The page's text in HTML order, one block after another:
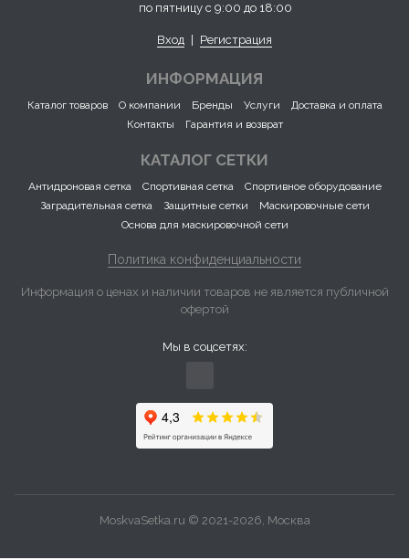
по пятницу с 9:00 до 18:00
Вход Регистрация
ИНФОРМАЦИЯ
Каталог товаров О компании Бренды Услуги
Доставка и оплата
Контакты
Гарантия и возврат
КАТАЛОГ СЕТКИ
Антидроновая сетка Спортивная сетка
Спортивное оборудование
Заградительная сетка
Защитные сетки
Маскировочные сети
Основа для маскировочной сети
Политика конфиденциальности
Информация о ценах и наличии товаров не является публичной
офертой
Мы в соцсетях:
MoskvaSetka.ru © 2021-2026, Москва